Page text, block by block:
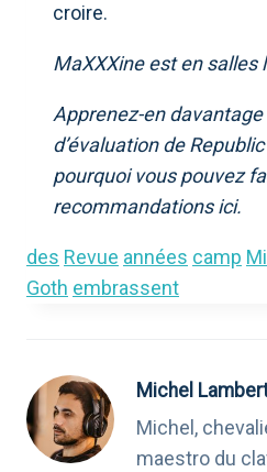
croire.
MaXXXine est en salles
Apprenez-en
d’évaluation de
pourquoi vous pouvez
recommandations ici.
des Revue années camp
Goth embrassent
Michel
Michel,
maestro du